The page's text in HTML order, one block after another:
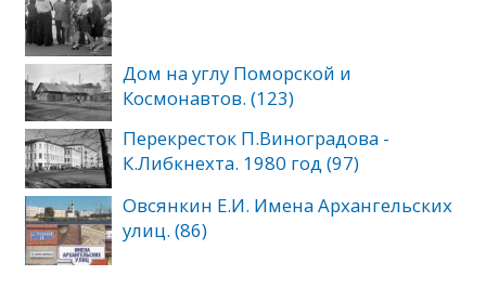
Дом на углу Поморской и
Космонавтов. (123)
Перекресток П.Виноградова -
К.Либкнехта. 1980 год (97)
Овсянкин Е.И. Имена Архангельских
улиц. (86)